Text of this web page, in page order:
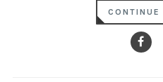
CONTINUE